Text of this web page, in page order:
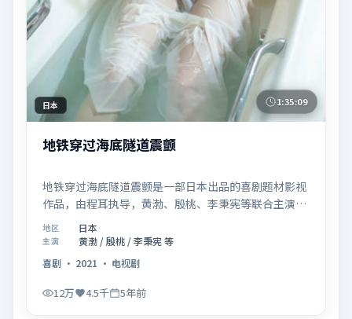
日本 1:35:09
地铁穿过海底隧道震颤
地铁穿过海底隧道震颤是一部日本出品的喜剧题材影视
作品，由程耳执导，黄渤、殷桃、李秉宪等联合主演，
于2021年08月27日在院线首映。影片围绕「爱的迟疑
与勇敢迈出的一步」展开叙事，镜头语言克制而富有张
力，节奏起伏得当，人物弧光完整；配乐与场面调度强
化了类型片的观感体验，亦留有可供解读的细节空间，
适合关注现实主义叙事与人物关系的观众观看与收藏。
地区 日本
主演
黄渤 / 殷桃 / 李秉宪 等
喜剧 · 2021 · 电视剧
12万 4.5千 5年前